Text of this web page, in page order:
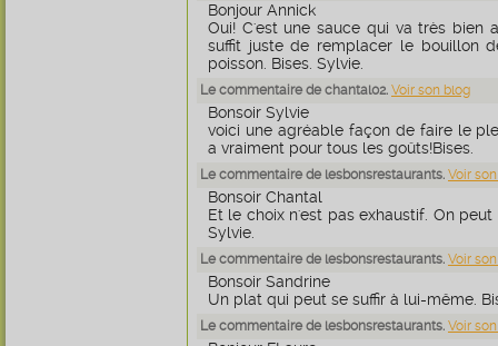
Bonjour Annick
Oui! C'est une sauce qui va très bien
suffit juste de remplacer le bouillon
poisson. Bises. Sylvie.
Le commentaire de chantal02. Voir son blog
Bonsoir Sylvie
voici une agréable façon de faire le
a vraiment pour tous les goûts!Bises.
Le commentaire de lesbonsrestaurants. Voir
Bonsoir Chantal
Et le choix n'est pas exhaustif. On peut
Sylvie.
Le commentaire de lesbonsrestaurants. Voir
Bonsoir Sandrine
Un plat qui peut se suffir à lui-même.
Le commentaire de lesbonsrestaurants. Voir